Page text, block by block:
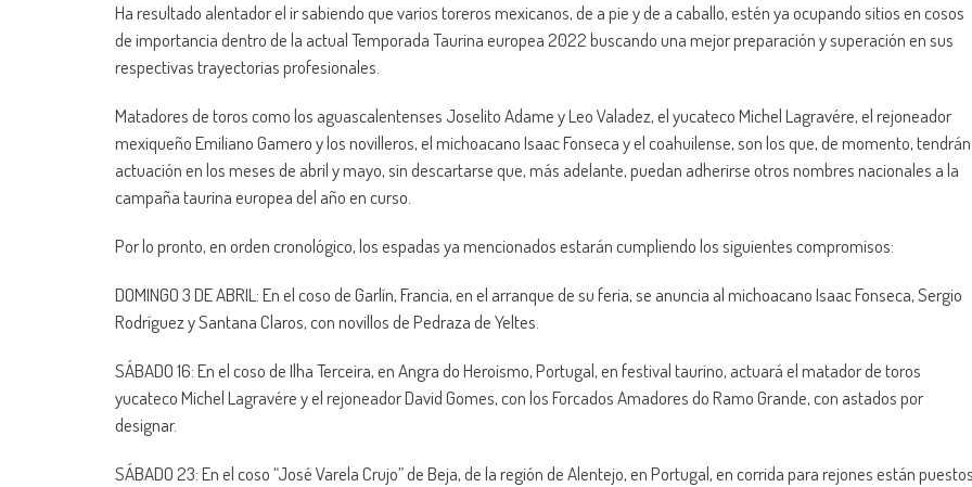
Ha resultado alentador el ir sabiendo que varios toreros mexicanos, de a pie y de a caballo, estén ya ocupando sitios en cosos
de importancia dentro de la actual Temporada Taurina europea 2022 buscando una mejor preparación y superación en sus
respectivas trayectorias profesionales.
Matadores de toros como los aguascalentenses Joselito Adame y Leo Valadez, el yucateco Michel Lagravére, el rejoneador
mexiqueño Emiliano Gamero y los novilleros, el michoacano Isaac Fonseca y el coahuilense, son los que, de momento, tendrán
actuación en los meses de abril y mayo, sin descartarse que, más adelante, puedan adherirse otros nombres nacionales a la
campaña taurina europea del año en curso.
Por lo pronto, en orden cronológico, los espadas ya mencionados estarán cumpliendo los siguientes compromisos:
DOMINGO 3 DE ABRIL: En el coso de Garlín, Francia, en el arranque de su feria, se anuncia al michoacano Isaac Fonseca, Sergio
Rodríguez y Santana Claros, con novillos de Pedraza de Yeltes.
SÁBADO 16: En el coso de Ilha Terceira, en Angra do Heroismo, Portugal, en festival taurino, actuará el matador de toros
yucateco Michel Lagravére y el rejoneador David Gomes, con los Forcados Amadores do Ramo Grande, con astados por
designar.
SÁBADO 23: En el coso “José Varela Crujo” de Beja, de la región de Alentejo, en Portugal, en corrida para rejones están